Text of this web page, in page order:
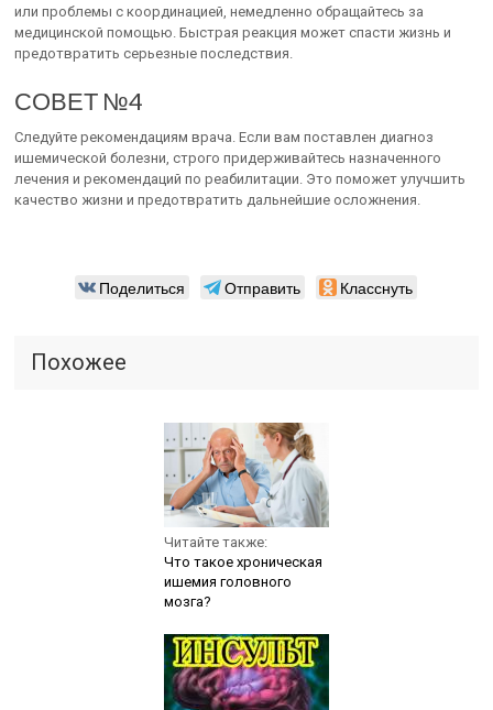
или проблемы с координацией, немедленно обращайтесь за
медицинской помощью. Быстрая реакция может спасти жизнь и
предотвратить серьезные последствия.
СОВЕТ №4
Следуйте рекомендациям врача. Если вам поставлен диагноз
ишемической болезни, строго придерживайтесь назначенного
лечения и рекомендаций по реабилитации. Это поможет улучшить
качество жизни и предотвратить дальнейшие осложнения.
Поделиться Отправить Класснуть
Похожее
Читайте также:
Что такое хроническая
ишемия головного
мозга?